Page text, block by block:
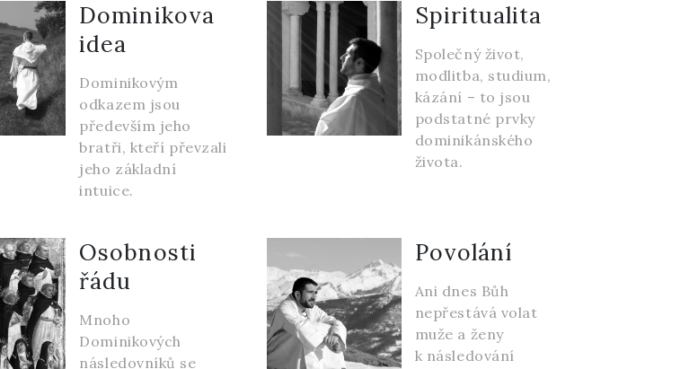
Dominikova
idea
Dominikovým
odkazem jsou
především jeho
bratři, kteří převzali
jeho základní
intuice.
Spiritualita
Společný život,
modlitba, studium,
kázání – to jsou
podstatné prvky
dominikánského
života.
Osobnosti
řádu
Mnoho
Dominikových
následovníků se
Povolání
Ani dnes Bůh
nepřestává volat
muže a ženy
k následování